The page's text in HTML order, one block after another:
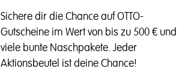
Sichere dir die Chance auf OTTO-
Gutscheine im Wert von bis zu 500 € und
viele bunte Naschpakete. Jeder
Aktionsbeutel ist deine Chance!